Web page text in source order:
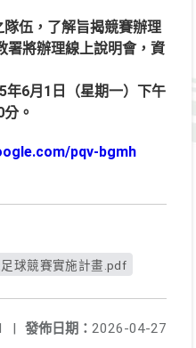
伍，了解旨揭競賽辦理
署將辦理線上說明會，資
年6月1日（星期一）下午
。
pqv-bgmh
球競賽實施計畫.pdf
發佈日期： 2026-04-27
|